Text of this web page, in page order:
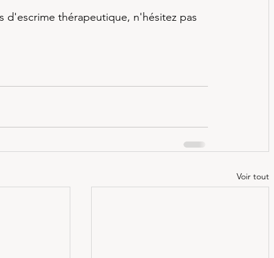
d'escrime thérapeutique, n'hésitez pas
Voir tout